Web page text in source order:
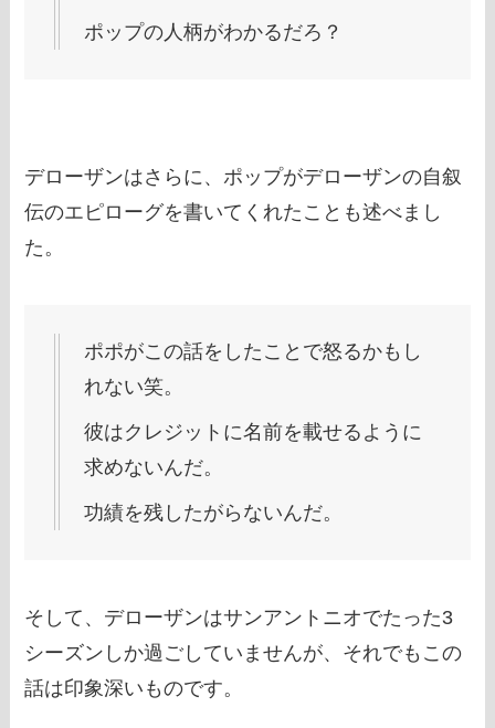
ポップの人柄がわかるだろ？
デローザンはさらに、ポップがデローザンの自叙
伝のエピローグを書いてくれたことも述べまし
た。
ポポがこの話をしたことで怒るかもし
れない笑。
彼はクレジットに名前を載せるように
求めないんだ。
功績を残したがらないんだ。
そして、デローザンはサンアントニオでたった3
シーズンしか過ごしていませんが、それでもこの
話は印象深いものです。